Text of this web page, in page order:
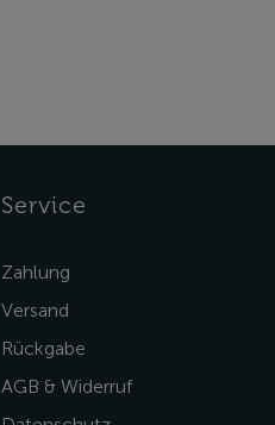
Service
Zahlung
Versand
Rückgabe
AGB & Widerruf